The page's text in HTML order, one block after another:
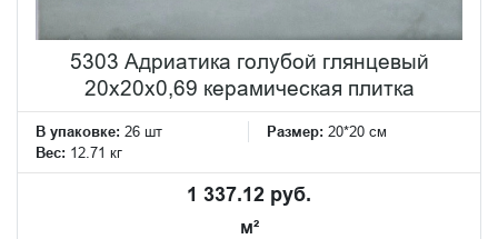
5303 Адриатика голубой глянцевый
20x20x0,69 керамическая плитка
В упаковке: 26 шт Размер: 20*20 см
Вес: 12.71 кг
1 337.12 руб.
м²